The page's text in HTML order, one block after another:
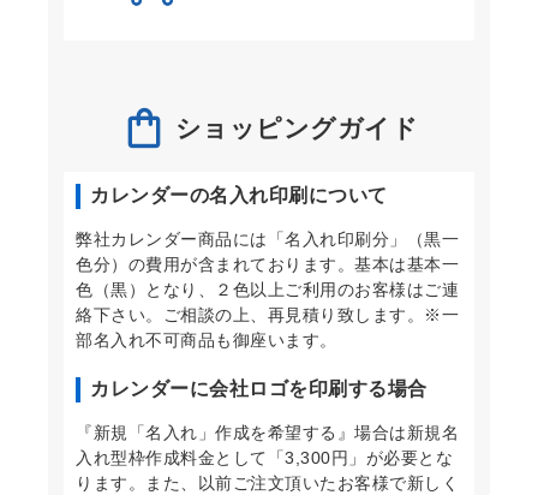
ショッピングガイド
カレンダーの名入れ印刷について
弊社カレンダー商品には「名入れ印刷分」（黒一
色分）の費用が含まれております。基本は基本一
色（黒）となり、２色以上ご利用のお客様はご連
絡下さい。ご相談の上、再見積り致します。※一
部名入れ不可商品も御座います。
カレンダーに会社ロゴを印刷する場合
『新規「名入れ」作成を希望する』場合は新規名
入れ型枠作成料金として「3,300円」が必要とな
ります。また、以前ご注文頂いたお客様で新しく